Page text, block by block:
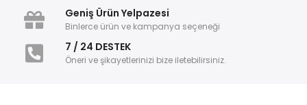
Geniş Ürün Yelpazesi
Binlerce ürün ve kampanya seçeneği
7 / 24 DESTEK
Öneri ve şikayetlerinizi bize iletebilirsiniz.